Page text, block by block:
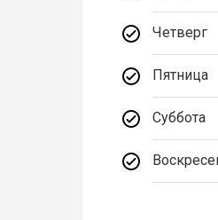
Четверг
Пятница
Суббота